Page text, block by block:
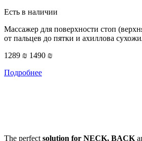
Есть в наличии
Массажер для поверхности стоп
от пальцев до пятки и ахиллова
1289 ₪ 1490 ₪
Подробнее
The perfect solution for NECK, BACK